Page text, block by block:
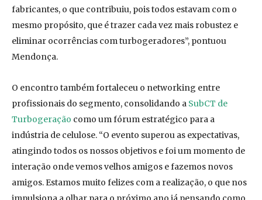
fabricantes, o que contribuiu, pois todos estavam com o
mesmo propósito, que é trazer cada vez mais robustez e
eliminar ocorrências com turbogeradores”, pontuou
Mendonça.
O encontro também fortaleceu o networking entre
profissionais do segmento, consolidando a SubCT de
Turbogeração como um fórum estratégico para a
indústria de celulose. “O evento superou as expectativas,
atingindo todos os nossos objetivos e foi um momento de
interação onde vemos velhos amigos e fazemos novos
amigos. Estamos muito felizes com a realização, o que nos